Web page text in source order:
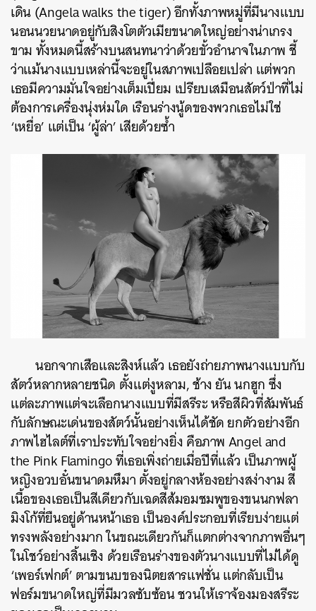
เดิน (Angela walks the tiger) อีกทั้งภาพหมู่ที่มีนางแบบ
นอนนวยนาดอยู่กับสิงโตตัวเมียขนาดใหญ่อย่างน่าเกรง
ขาม ทั้งหมดนี้สร้างบนสนทนาว่าด้วยขั้วอำนาจในภาพ ชี้
ว่าแม้นางแบบเหล่านี้จะอยู่ในสภาพเปลือยเปล่า แต่พวก
เธอมีความมั่นใจอย่างเต็มเปี่ยม เปรียบเสมือนสัตว์ป่าที่ไม่
ต้องการเครื่องนุ่งห่มใด เรือนร่างนู้ดของพวกเธอไม่ใช่
‘เหยื่อ’ แต่เป็น ‘ผู้ล่า’ เสียด้วยซ้ำ
นอกจากเสือและสิงห์แล้ว เธอยังถ่ายภาพนางแบบกับ
สัตว์หลากหลายชนิด ตั้งแต่งูหลาม, ช้าง ยัน นกฮูก ซึ่ง
แต่ละภาพแต่จะเลือกนางแบบที่มีสรีระ หรือสีผิวที่สัมพันธ์
กับลักษณะเด่นของสัตว์นั้นอย่างเห็นได้ชัด ยกตัวอย่างอีก
ภาพไฮไลต์ที่เราประทับใจอย่างยิ่ง คือภาพ Angel and
the Pink Flamingo ที่เธอเพิ่งถ่ายเมื่อปีที่แล้ว เป็นภาพผู้
หญิงอวบอั๋นขนาดมหึมา ตั้งอยู่กลางห้องอย่างสง่างาม สี
เนื้อของเธอเป็นสีเดียวกับเฉดสีส้มอมชมพูของขนนกฟลา
มิงโก้ที่ยืนอยู่ด้านหน้าเธอ เป็นองค์ประกอบที่เรียบง่ายแต่
ทรงพลังอย่างมาก ในขณะเดียวกันก็แตกต่างจากภาพอื่นๆ
ในโชว์อย่างสิ้นเชิง ด้วยเรือนร่างของตัวนางแบบที่ไม่ได้ดู
‘เพอร์เฟกต์’ ตามขนบของนิตยสารแฟชั่น แต่กลับเป็น
ฟอร์มขนาดใหญ่ที่มีมวลซับซ้อน ชวนให้เราจ้องมองสรีระ